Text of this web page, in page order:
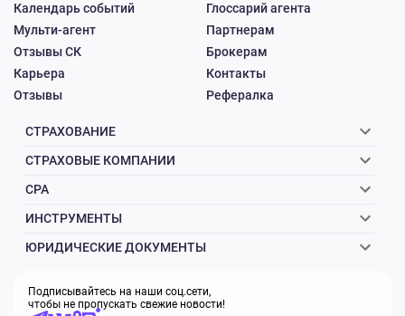
Календарь событий
Глоссарий агента
Мульти-агент
Партнерам
Отзывы СК
Брокерам
Карьера
Контакты
Отзывы
Рефералка
СТРАХОВАНИЕ
СТРАХОВЫЕ КОМПАНИИ
CPA
ИНСТРУМЕНТЫ
ЮРИДИЧЕСКИЕ ДОКУМЕНТЫ
Подписывайтесь на наши соц.сети,
чтобы не пропускать свежие новости!